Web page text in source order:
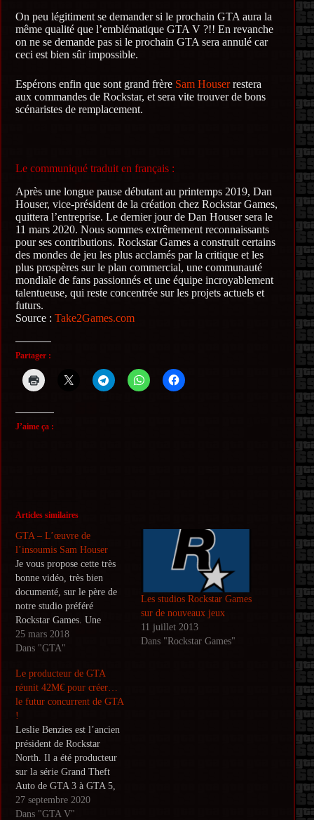
On peu légitiment se demander si le prochain GTA aura la
même qualité que l’emblématique GTA V ?!! En revanche
on ne se demande pas si le prochain GTA sera annulé car
ceci est bien sûr impossible.
Espérons enfin que sont grand frère Sam Houserrestera
aux commandes de Rockstar, et sera vite trouver de bons
scénaristes de remplacement.
Le communiqué traduit en français :
Après une longue pause débutant au printemps 2019, Dan
Houser, vice-président de la création chez Rockstar Games,
quittera l’entreprise. Le dernier jour de Dan Houser sera le
11 mars 2020. Nous sommes extrêmement reconnaissants
pour ses contributions. Rockstar Games a construit certains
des mondes de jeu les plus acclamés par la critique et les
plus prospères sur le plan commercial, une communauté
mondiale de fans passionnés et une équipe incroyablement
talentueuse, qui reste concentrée sur les projets actuels et
futurs.
Source : Take2Games.com
Partager :
J’aime ça :
Articles similaires
GTA – L’œuvre de
l’insoumis Sam Houser
Je vous propose cette très
bonne vidéo, très bien
documenté, sur le père de
notre studio préféré
Rockstar Games. Une
vidéo, à ne pas rater pour
tous les fans des jeux
youtubeur "La chaîne de
P.A.U.L" Paul vous
raconte l'histoire de Sam
Houser, la Rockstar…
25 mars 2018
Dans "GTA"
Les studios Rockstar Games
sur de nouveaux jeux
11 juillet 2013
Dans "Rockstar Games"
Le producteur de GTA
réunit 42M€ pour créer…
le futur concurrent de GTA
!
Leslie Benzies est l’ancien
président de Rockstar
North. Il a été producteur
sur la série Grand Theft
Auto de GTA 3 à GTA 5,
mais a quitté l’entreprise en
très mauvais termes avec
27 septembre 2020
Dans "GTA V"